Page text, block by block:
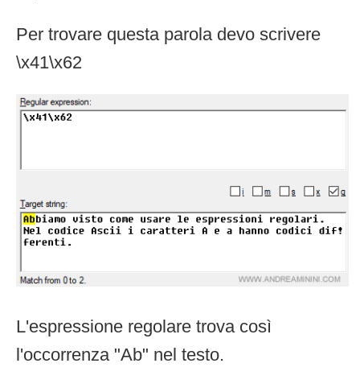
Per trovare questa parola devo scrivere
\x41\x62
L'espressione regolare trova così
l'occorrenza "Ab" nel testo.